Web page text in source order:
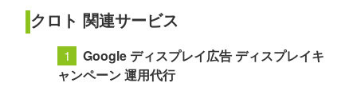
クロト 関連サービス
Google ディスプレイ広告 ディスプレイキ
ャンペーン 運用代行